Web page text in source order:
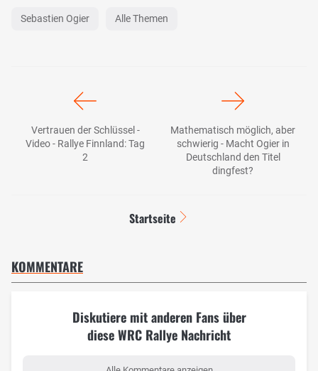
Sebastien Ogier Alle Themen
Vertrauen der Schlüssel -
Video - Rallye Finnland: Tag
2
Mathematisch möglich, aber
schwierig - Macht Ogier in
Deutschland den Titel
dingfest?
Startseite
KOMMENTARE
Diskutiere mit anderen Fans über
diese WRC Rallye Nachricht